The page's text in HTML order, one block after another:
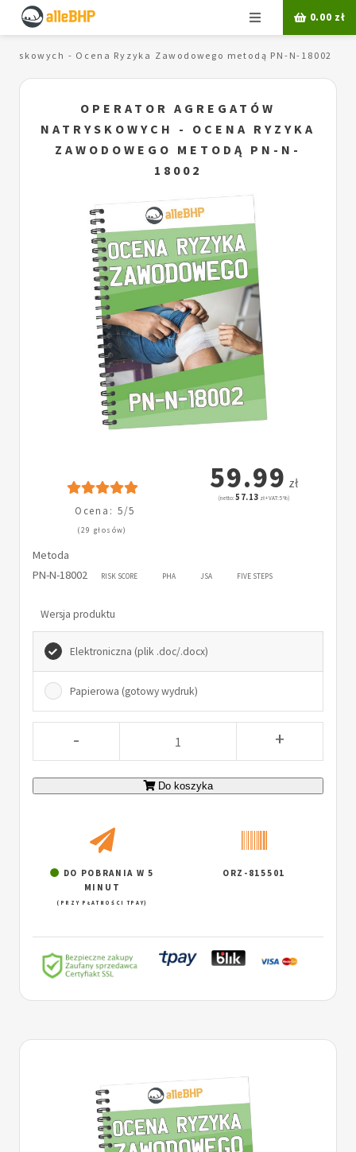
Menu 0.00 zł
- Ocena Ryzyka Zawodowego metodą PN-N-18002
OPERATOR AGREGATÓW
NATRYSKOWYCH - OCENA RYZYKA
ZAWODOWEGO METODĄ PN-N-
18002
Ocena: 5/5
(29 głosów)
59.99 zł
(netto:57.13 zł + VAT: 5%)
Metoda
PN-N-18002
RISK SCORE PHA JSA FIVE STEPS
Wersja produktu
Elektroniczna (plik .doc/.docx)
Papierowa (gotowy wydruk)
- +
Do koszyka
DO POBRANIA W 5
MINUT
(PRZY PŁATNOŚCI TPAY)
ORZ-815501